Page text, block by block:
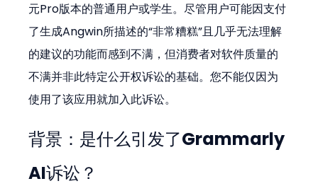
元Pro版本的普通用户或学生。尽管用户可能因支付
了生成Angwin所描述的“非常糟糕”且几乎无法理解
的建议的功能而感到不满，但消费者对软件质量的
不满并非此特定公开权诉讼的基础。您不能仅因为
使用了该应用就加入此诉讼。
背景：是什么引发了Grammarly
AI诉讼？